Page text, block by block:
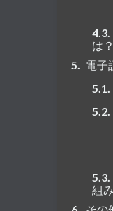
は？
電子
組み